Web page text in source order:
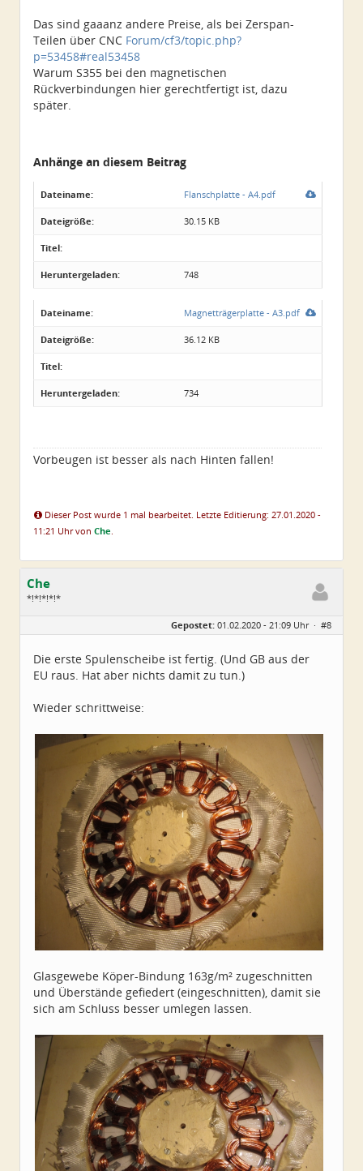
Das sind gaaanz andere Preise, als bei Zerspan-
Teilen über CNC Forum/cf3/topic.php?
p=53458#real53458
Warum S355 bei den magnetischen
Rückverbindungen hier gerechtfertigt ist, dazu
später.
Anhänge an diesem Beitrag
Dateiname: Flanschplatte - A4.pdf
Dateigröße: 30.15 KB
Titel:
Heruntergeladen: 748
Dateiname: Magnetträgerplatte - A3.pdf
Dateigröße: 36.12 KB
Titel:
Heruntergeladen: 734
Vorbeugen ist besser als nach Hinten fallen!
Dieser Post wurde 1 mal bearbeitet. Letzte Editierung: 27.01.2020 -
11:21 Uhr von Che
Che
*!*!*!*!*
Alter:
72
Dabei seit:
06 / 2014
Gepostet: 01.02.2020 - 21:09 Uhr · #8
Die erste Spulenscheibe ist fertig. (Und GB aus der
EU raus. Hat aber nichts damit zu tun.)
Wieder schrittweise:
Glasgewebe Köper-Bindung 163g/m² zugeschnitten
und Überstände gefiedert (eingeschnitten), damit sie
sich am Schluss besser umlegen lassen.